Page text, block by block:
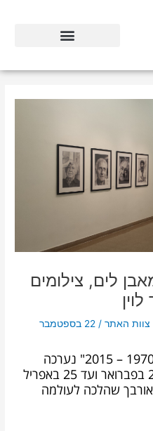
לים, צילומים
- צוות האתר/
22 בספטמבר
מ-22 בפברואר ועד 25 באפריל
אורבך שהלכה לעולמה